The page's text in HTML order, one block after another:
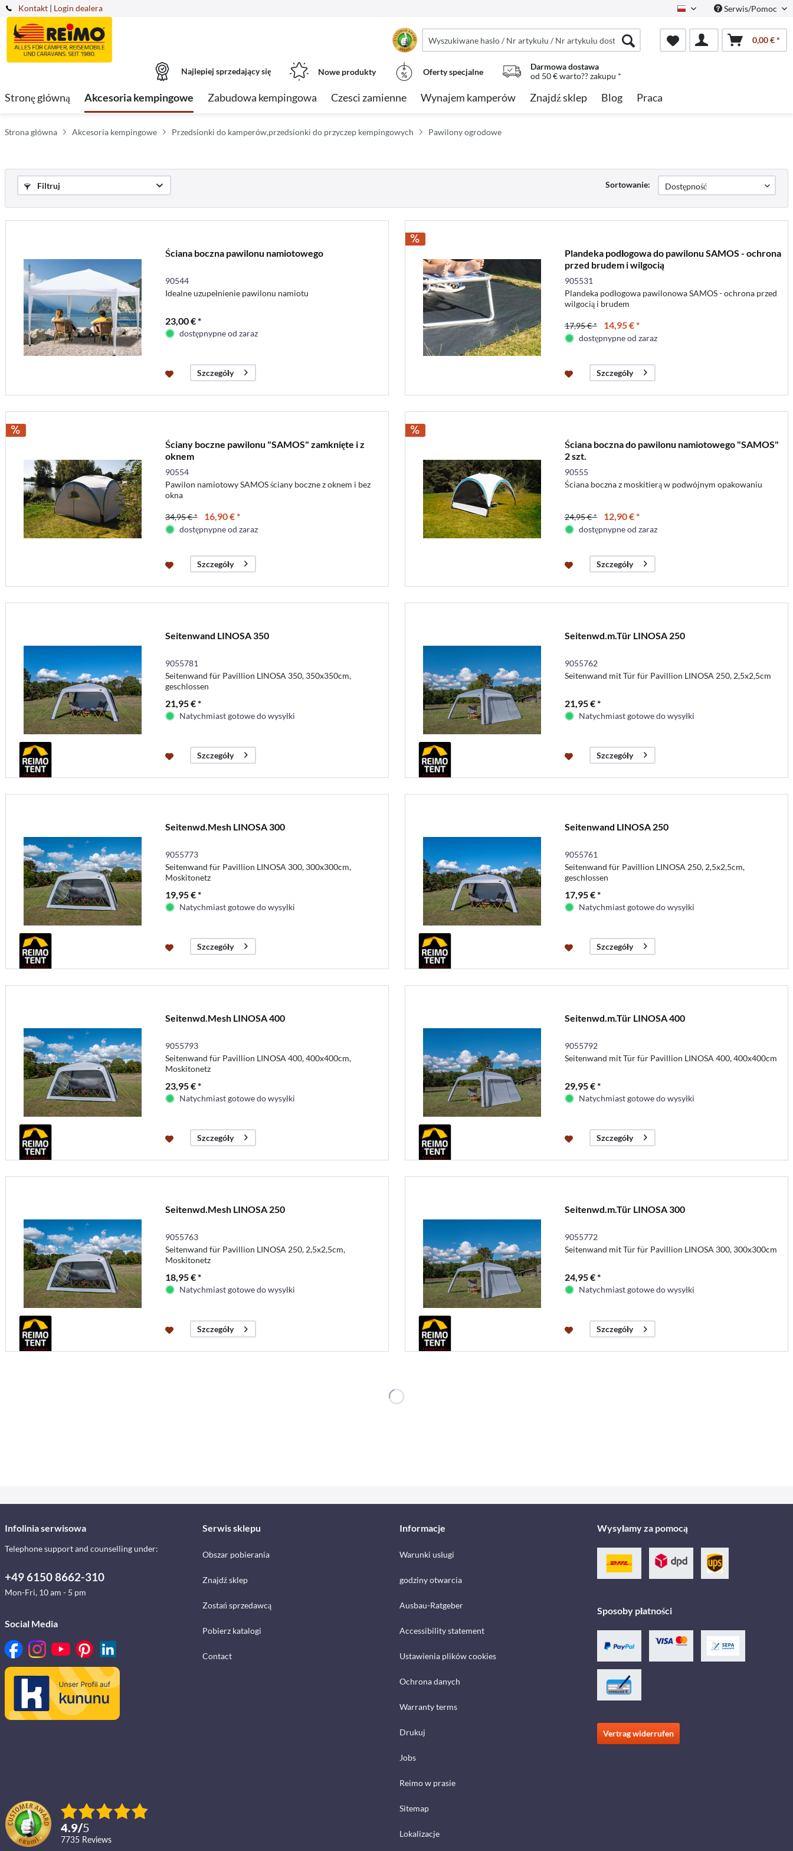
Kontakt Polish Serwis/Pomoc
| Login dealera
0,00 € *
Najlepiej sprzedający się Nowe produkty Oferty specjalne
Darmowa dostawa
od 50 € warto?? zakupu *
Stronę główną Akcesoria kempingowe Zabudowa kempingowa Czesci zamienne Wynajem kamperów Znajdź sklep Blog Praca
Strona główna Akcesoria kempingowe Przedsionki do kamperów,przedsionki do przyczep kempingowych Pawilony ogrodowe
Filtruj Sortowanie:
Ściana boczna pawilonu namiotowego
90544
Idealne uzupełnienie pawilonu namiotu
23,00 € *
dostępnypne od zaraz
Szczegóły
Plandeka podłogowa do pawilonu SAMOS - ochrona
przed brudem i wilgocią
905531
Plandeka podłogowa pawilonowa SAMOS - ochrona przed
wilgocią i brudem
17,95 € * 14,95 € *
dostępnypne od zaraz
Szczegóły
Ściany boczne pawilonu "SAMOS" zamknięte i z
oknem
90554
Pawilon namiotowy SAMOS ściany boczne z oknem i bez
okna
34,95 € * 16,90 € *
dostępnypne od zaraz
Szczegóły
Ściana boczna do pawilonu namiotowego "SAMOS"
2 szt.
90555
Ściana boczna z moskitierą w podwójnym opakowaniu
24,95 € * 12,90 € *
dostępnypne od zaraz
Szczegóły
Seitenwand LINOSA 350
9055781
Seitenwand für Pavillion LINOSA 350, 350x350cm,
geschlossen
21,95 € *
Natychmiast gotowe do wysyłki
Szczegóły
Seitenwd.m.Tür LINOSA 250
9055762
Seitenwand mit Tür für Pavillion LINOSA 250, 2,5x2,5cm
21,95 € *
Natychmiast gotowe do wysyłki
Szczegóły
Seitenwd.Mesh LINOSA 300
9055773
Seitenwand für Pavillion LINOSA 300, 300x300cm,
Moskitonetz
19,95 € *
Natychmiast gotowe do wysyłki
Szczegóły
Seitenwand LINOSA 250
9055761
Seitenwand für Pavillion LINOSA 250, 2,5x2,5cm,
geschlossen
17,95 € *
Natychmiast gotowe do wysyłki
Szczegóły
Seitenwd.Mesh LINOSA 400
9055793
Seitenwand für Pavillion LINOSA 400, 400x400cm,
Moskitonetz
23,95 € *
Natychmiast gotowe do wysyłki
Szczegóły
Seitenwd.m.Tür LINOSA 400
9055792
Seitenwand mit Tür für Pavillion LINOSA 400, 400x400cm
29,95 € *
Natychmiast gotowe do wysyłki
Szczegóły
Seitenwd.Mesh LINOSA 250
9055763
Seitenwand für Pavillion LINOSA 250, 2,5x2,5cm,
Moskitonetz
18,95 € *
Natychmiast gotowe do wysyłki
Szczegóły
Seitenwd.m.Tür LINOSA 300
9055772
Seitenwand mit Tür für Pavillion LINOSA 300, 300x300cm
24,95 € *
Natychmiast gotowe do wysyłki
Szczegóły
Infolinia serwisowa
Telephone support and counselling under:
+49 6150 8662-310
Mon-Fri, 10 am - 5 pm
Social Media
4.9/5
7735 reviews
Serwis sklepu
Obszar pobierania
Znajdź sklep
Zostań sprzedawcą
Pobierz katalogi
Contact
Informacje
Warunki usługi
godziny otwarcia
Ausbau-Ratgeber
Accessibility statement
Ustawienia plików cookies
Ochrona danych
Warranty terms
Drukuj
Jobs
Reimo w prasie
Sitemap
Lokalizacje
Wysyłamy za pomocą
Sposoby płatności
Vertrag widerrufen